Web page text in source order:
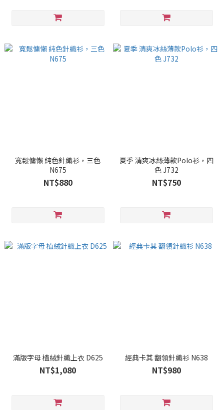
寬鬆慵懶 純色針織衫，三色
N675
NT$880
夏季 清爽冰絲薄款Polo衫，四
色 J732
NT$750
滿版字母 植絨針織上衣 D625
NT$1,080
經典卡其 翻領針織衫 N638
NT$980